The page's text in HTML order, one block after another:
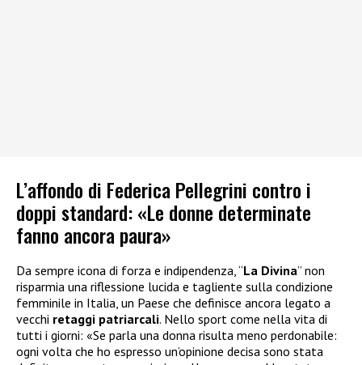
L’affondo di Federica Pellegrini contro i
doppi standard: «Le donne determinate
fanno ancora paura»
Da sempre icona di forza e indipendenza, “La Divina” non
risparmia una riflessione lucida e tagliente sulla condizione
femminile in Italia, un Paese che definisce ancora legato a
vecchi retaggi patriarcali. Nello sport come nella vita di
tutti i giorni: «Se parla una donna risulta meno perdonabile:
ogni volta che ho espresso un’opinione decisa sono stata